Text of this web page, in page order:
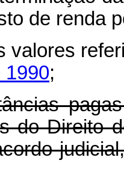
de renda
valores
1990;
do Direito